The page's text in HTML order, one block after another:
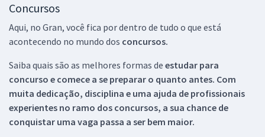
Concursos
Aqui, no Gran, você fica por dentro de tudo o que está
acontecendo no mundo dos concursos.
Saiba quais são as melhores formas de estudar para
concurso e comece a se preparar o quanto antes. Com
muita dedicação, disciplina e uma ajuda de profissionais
experientes no ramo dos concursos, a sua chance de
conquistar uma vaga passa a ser bem maior.